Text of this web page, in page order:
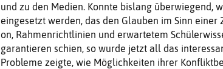
und zu den Medien. Konnte bislang überwiegend,
einge­setzt werden, das den Glauben im Sinn
on, Rahmenrichtlinien und erwartetem
garantieren schien, so wurde jetzt all das
Probleme zeigte, wie Möglich­keiten ihrer